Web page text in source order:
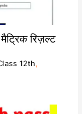
रिज़ल्ट
12th,